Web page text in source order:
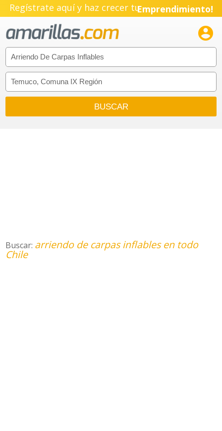
Regístrate aquí y haz crecer tuEmprendimiento!

Buscar: arriendo de carpas inflables en todo
Chile